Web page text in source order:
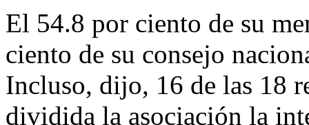
El 54.8 por ciento de su
ciento de su consejo
Incluso, dijo, 16 de las 18
dividida la asociación la